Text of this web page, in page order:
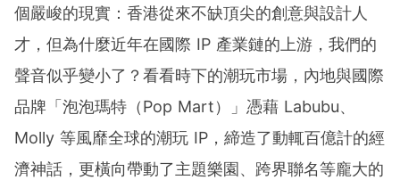
個嚴峻的現實：香港從來不缺頂尖的創意與設計人
才，但為什麼近年在國際 IP 產業鏈的上游，我們的
聲音似乎變小了？看看時下的潮玩市場，內地與國際
品牌「泡泡瑪特（Pop Mart）」憑藉 Labubu、
Molly 等風靡全球的潮玩 IP，締造了動輒百億計的經
濟神話，更橫向帶動了主題樂園、跨界聯名等龐大的